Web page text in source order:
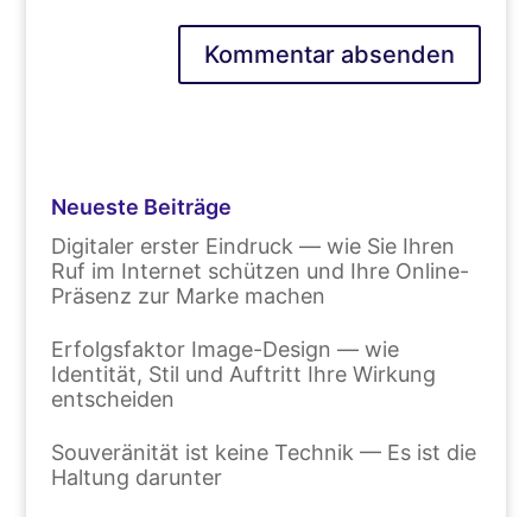
Neueste Beiträge
Digitaler erster Eindruck — wie Sie Ihren
Ruf im Internet schützen und Ihre Online-
Präsenz zur Marke machen
Erfolgsfaktor Image-Design — wie
Identität, Stil und Auftritt Ihre Wirkung
entscheiden
Souveränität ist keine Technik — Es ist die
Haltung darunter